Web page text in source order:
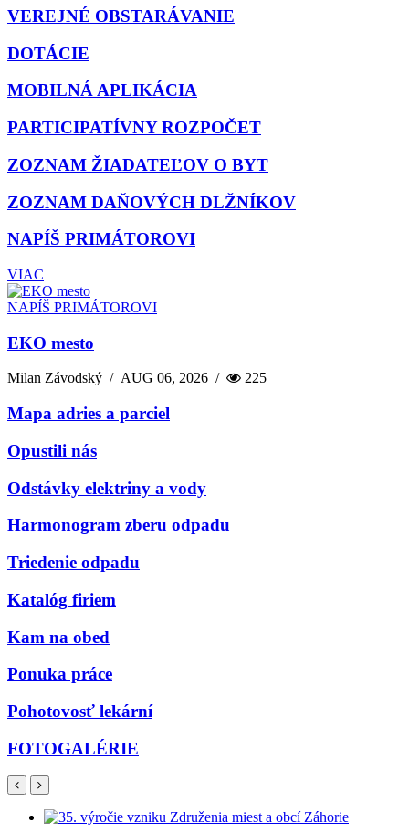
VEREJNÉ OBSTARÁVANIE
DOTÁCIE
MOBILNÁ APLIKÁCIA
PARTICIPATÍVNY ROZPOČET
ZOZNAM ŽIADATEĽOV O BYT
ZOZNAM DAŇOVÝCH DLŽNÍKOV
NAPÍŠ PRIMÁTOROVI
VIAC
NAPÍŠ PRIMÁTOROVI
EKO mesto
Milan Závodský /AUG 06, 2026 / 225
Mapa adries a parciel
Opustili nás
Odstávky elektriny a vody
Harmonogram zberu odpadu
Triedenie odpadu
Katalóg firiem
Kam na obed
Ponuka práce
Pohotovosť lekární
FOTOGALÉRIE